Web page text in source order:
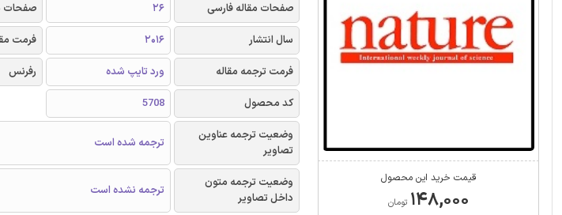
قیمت خرید این محصول
۱۴۸,۰۰۰ تومان
صفحات مقاله فارسی
26 صفحات
سال انتشار
2016 فرمت
فرمت ترجمه مقاله
ورد تایپ شده رفرنس
کد محصول
5708
وضعیت ترجمه عناوین
تصاویر
ترجمه شده است
وضعیت ترجمه متون
داخل تصاویر
ترجمه نشده است